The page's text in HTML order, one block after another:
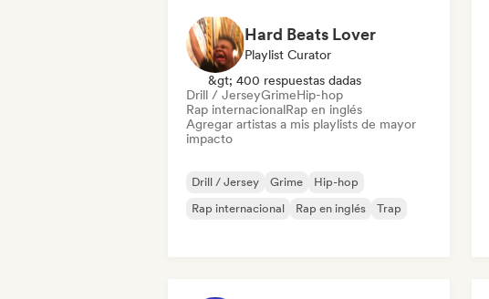
Hard Beats Lover
Playlist Curator
&gt; 400 respuestas dadas
Drill / JerseyGrimeHip-hop
Rap internacionalRap en inglés
Agregar artistas a mis playlists de mayor
impacto
Drill / Jersey Grime
Hip-hop
Rap internacional
Rap en inglés Trap